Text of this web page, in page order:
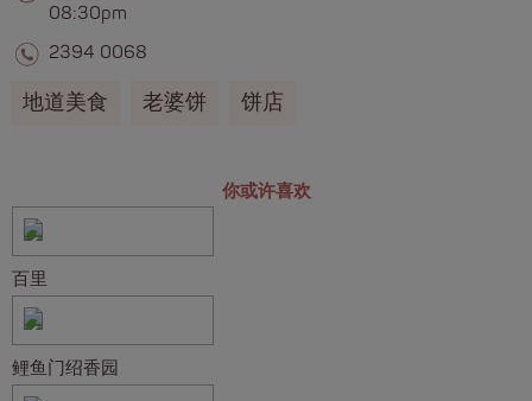
08:30pm
2394 0068
地道美食 老婆饼 饼店
你或许喜欢
百里
鲤鱼门绍香园